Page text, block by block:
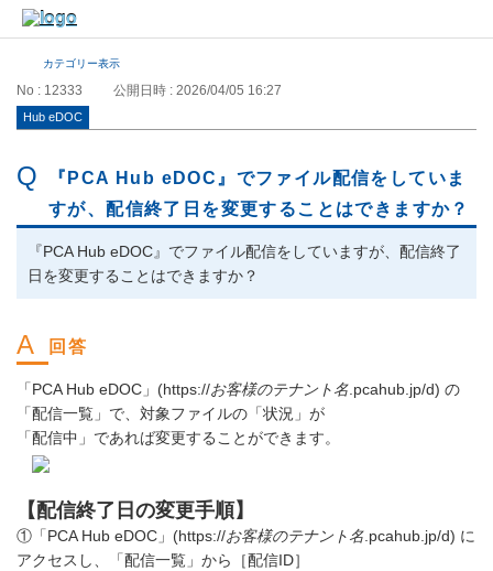
カテゴリー表示
No : 12333 公開日時 : 2026/04/05 16:27
Hub eDOC
『PCA Hub eDOC』でファイル配信をしていま
すが、配信終了日を変更することはできますか？
『PCA Hub eDOC』でファイル配信をしていますが、配信終了
日を変更することはできますか？
「PCA Hub eDOC」(https://お客様のテナント名.pcahub.jp/d) の
「配信一覧」で、対象ファイルの「状況」が
「配信中」であれば変更することができます。
【配信終了日の変更手順】
①「PCA Hub eDOC」(https://お客様のテナント名.pcahub.jp/d) に
アクセスし、「配信一覧」から［配信ID］